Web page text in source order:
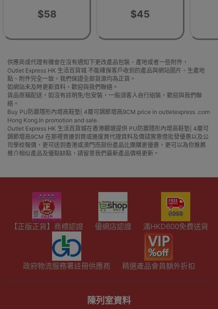
$58 $45
供應商或代理有機會在沒有通知下更改產品包裝、產地或者一些附件，
Outlet Express HK 生活百貨城 不能確保客戶收到的產品與網站圖片、生產地
點、附件完全一致。我們保證全部貨源均為正貨。
如網站未及時更新資料，歡迎與我們聯絡。
貨品原箱配送，如沒有註明免/包安裝，一般須客人自行組裝，歡迎與我們聯
絡。
Buy PU防震隱形內增高鞋墊| 4層可調節增高9CM price in outletexpress .com
Hong Kong.In promotion and sale.
Outlet Express HK 生活百貨城在香港觀塘提供 PU防震隱形內增高鞋墊| 4層可
調節增高9CM 在那裡買邊到買或邊度買代理資料及價錢實惠借批發優惠以及公
司學校報價，更可送到香港或澳門而部份產品比團購更優惠，更可以為你推薦
推介相似產品及優點缺點，請留意我們最新產品價格更新。
【正版正貨】商標認證 優網店認證 滿HKD600免費送貨
政府物流服務署註冊供應商 精選產品會員額外折扣
陳列室資料